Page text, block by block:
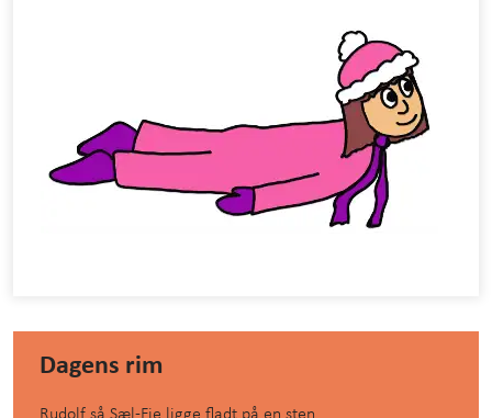
Dagens rim